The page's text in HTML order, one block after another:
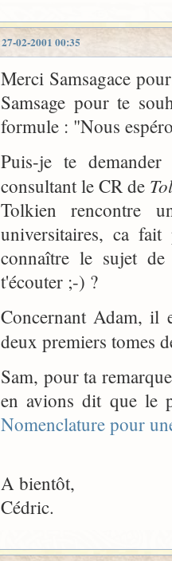
27-02-2001 00:35
Merci Samsagace
Samsage pour te
formule : "Nous
Puis-je te
consultant le CR de
Tolkien rencontre
universitaires, ca
connaître le sujet
t'écouter ;-) ?
Concernant Adam, il
deux premiers tomes
Sam, pour ta
en avions dit que le
Nomenclature pour
A bientôt,
Cédric.